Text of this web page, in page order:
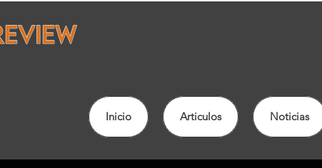
Inicio Articulos Noticias